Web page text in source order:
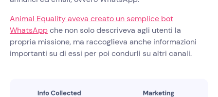
Animal Equality aveva creato un semplice bot
WhatsAppche non solo descriveva agli utenti la
propria missione, ma raccoglieva anche informazioni
importanti su di essi per poi condurli su altri canali.